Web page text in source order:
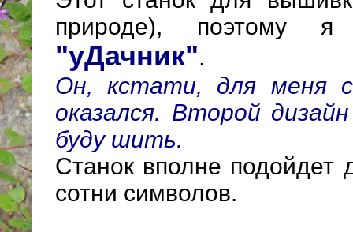
природе), поэтому я
"уДачник".
Он, кстати, для меня
оказался. Второй
буду шить.
Станок вполне подойдет
сотни символов.